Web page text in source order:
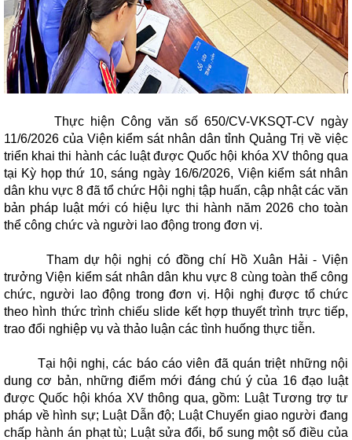
Thực hiện Công văn số 650/CV-VKSQT-CV ngày
11/6/2026 của Viện kiểm sát nhân dân tỉnh Quảng Trị về việc
triển khai thi hành các luật được Quốc hội khóa XV thông qua
tại Kỳ họp thứ 10, sáng ngày 16/6/2026, Viện kiểm sát nhân
dân khu vực 8 đã tổ chức Hội nghị tập huấn, cập nhật các văn
bản pháp luật mới có hiệu lực thi hành năm 2026 cho toàn
thể công chức và người lao động trong đơn vị.
Tham dự hội nghị có đồng chí Hồ Xuân Hải - Viện
trưởng Viện kiểm sát nhân dân khu vực 8 cùng toàn thể công
chức, người lao động trong đơn vị. Hội nghị được tổ chức
theo hình thức trình chiếu slide kết hợp thuyết trình trực tiếp,
trao đổi nghiệp vụ và thảo luận các tình huống thực tiễn.
Tại hội nghị, các báo cáo viên đã quán triệt những nội
dung cơ bản, những điểm mới đáng chú ý của 16 đạo luật
được Quốc hội khóa XV thông qua, gồm: Luật Tương trợ tư
pháp về hình sự; Luật Dẫn độ; Luật Chuyển giao người đang
chấp hành án phạt tù; Luật sửa đổi, bổ sung một số điều của